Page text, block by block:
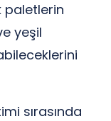
paletlerin
yeşil
sırasında